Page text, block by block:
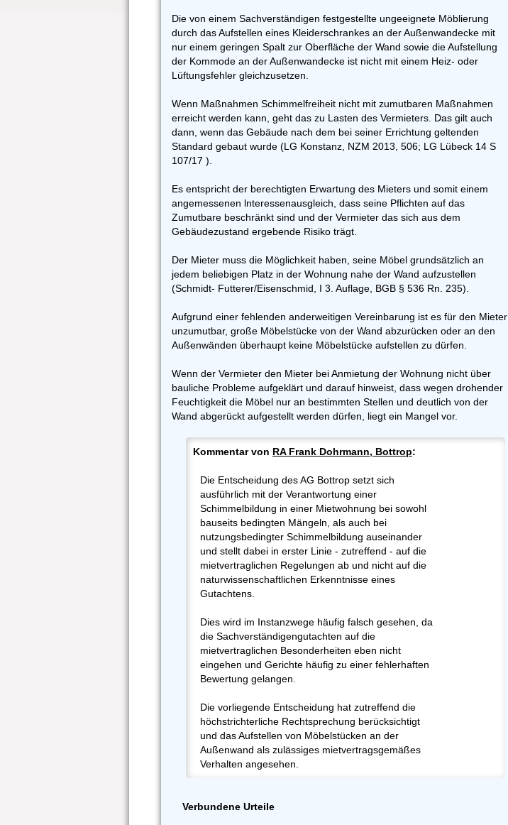
Die von einem Sachverständigen festgestellte ungeeignete Möblierung
durch das Aufstellen eines Kleiderschrankes an der Außenwandecke mit
nur einem geringen Spalt zur Oberfläche der Wand sowie die Aufstellung
der Kommode an der Außenwandecke ist nicht mit einem Heiz- oder
Lüftungsfehler gleichzusetzen.
Wenn Maßnahmen Schimmelfreiheit nicht mit zumutbaren Maßnahmen
erreicht werden kann, geht das zu Lasten des Vermieters. Das gilt auch
dann, wenn das Gebäude nach dem bei seiner Errichtung geltenden
Standard gebaut wurde (LG Konstanz, NZM 2013, 506; LG Lübeck 14 S
107/17 ).
Es entspricht der berechtigten Erwartung des Mieters und somit einem
angemessenen lnteressenausgleich, dass seine Pflichten auf das
Zumutbare beschränkt sind und der Vermieter das sich aus dem
Gebäudezustand ergebende Risiko trägt.
Der Mieter muss die Möglichkeit haben, seine Möbel grundsätzlich an
jedem beliebigen Platz in der Wohnung nahe der Wand aufzustellen
(Schmidt- Futterer/Eisenschmid, I 3. Auflage, BGB § 536 Rn. 235).
Aufgrund einer fehlenden anderweitigen Vereinbarung ist es für den Mieter
unzumutbar, große Möbelstücke von der Wand abzurücken oder an den
Außenwänden überhaupt keine Möbelstücke aufstellen zu dürfen.
Wenn der Vermieter den Mieter bei Anmietung der Wohnung nicht über
bauliche Probleme aufgeklärt und darauf hinweist, dass wegen drohender
Feuchtigkeit die Möbel nur an bestimmten Stellen und deutlich von der
Wand abgerückt aufgestellt werden dürfen, liegt ein Mangel vor.
Kommentar von RA Frank Dohrmann, Bottrop:
Die Entscheidung des AG Bottrop setzt sich
ausführlich mit der Verantwortung einer
Schimmelbildung in einer Mietwohnung bei sowohl
bauseits bedingten Mängeln, als auch bei
nutzungsbedingter Schimmelbildung auseinander
und stellt dabei in erster Linie - zutreffend - auf die
mietvertraglichen Regelungen ab und nicht auf die
naturwissenschaftlichen Erkenntnisse eines
Gutachtens.
Dies wird im Instanzwege häufig falsch gesehen, da
die Sachverständigengutachten auf die
mietvertraglichen Besonderheiten eben nicht
eingehen und Gerichte häufig zu einer fehlerhaften
Bewertung gelangen.
Die vorliegende Entscheidung hat zutreffend die
höchstrichterliche Rechtsprechung berücksichtigt
und das Aufstellen von Möbelstücken an der
Außenwand als zulässiges mietvertragsgemäßes
Verhalten angesehen.
Verbundene Urteile